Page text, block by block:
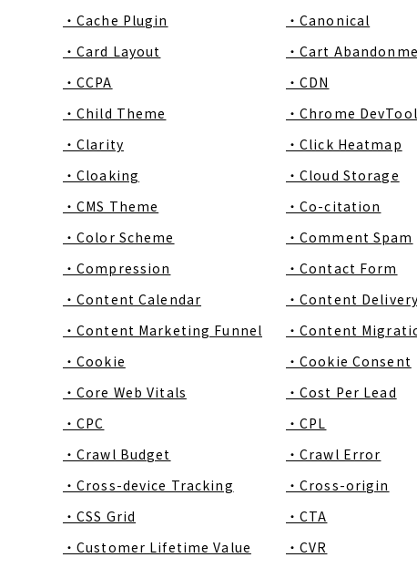
・Cache Plugin
・Canonical
・Card Layout
・Cart
・CCPA
・CDN
・Child Theme
・Chrome
・Clarity
・Click Heatmap
・Cloaking
・Cloud Storage
・CMS Theme
・Co-citation
・Color Scheme
・Comment Spam
・Compression
・Contact Form
・Content Calendar
・Content Delivery
・Content Marketing Funnel
・Content
・Cookie
・Cookie Consent
・Core Web Vitals
・Cost Per Lead
・CPC
・CPL
・Crawl Budget
・Crawl Error
・Cross-device Tracking
・Cross-origin
・CSS Grid
・CTA
・Customer Lifetime Value
・CVR